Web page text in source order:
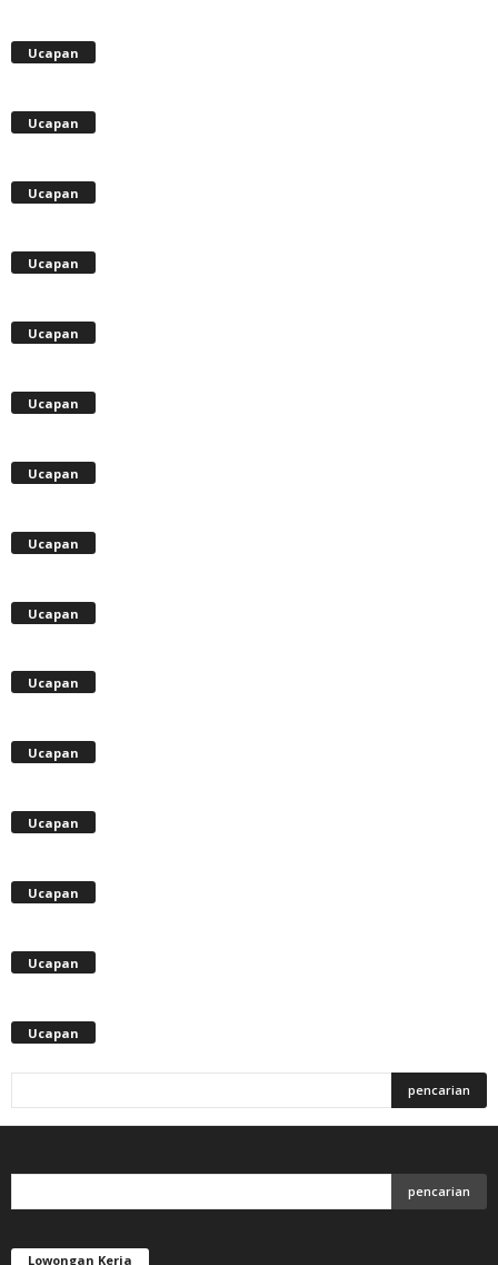
Ucapan
Ucapan
Ucapan
Ucapan
Ucapan
Ucapan
Ucapan
Ucapan
Ucapan
Ucapan
Ucapan
Ucapan
Ucapan
Ucapan
Ucapan
Lowongan Kerja